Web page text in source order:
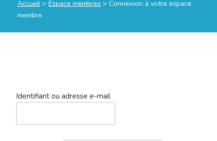
Accueil > Espace membres > Connexion à votre espace
membre
Identifiant ou adresse e-mail